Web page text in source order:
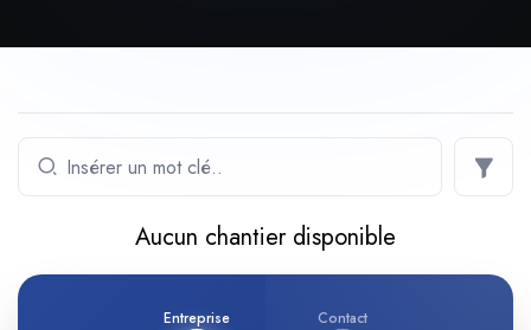
Aucun chantier disponible
Entreprise Contact